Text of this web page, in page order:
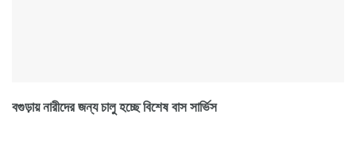
বগুড়ায় নারীদের জন্য চালু হচ্ছে বিশেষ বাস সার্ভিস